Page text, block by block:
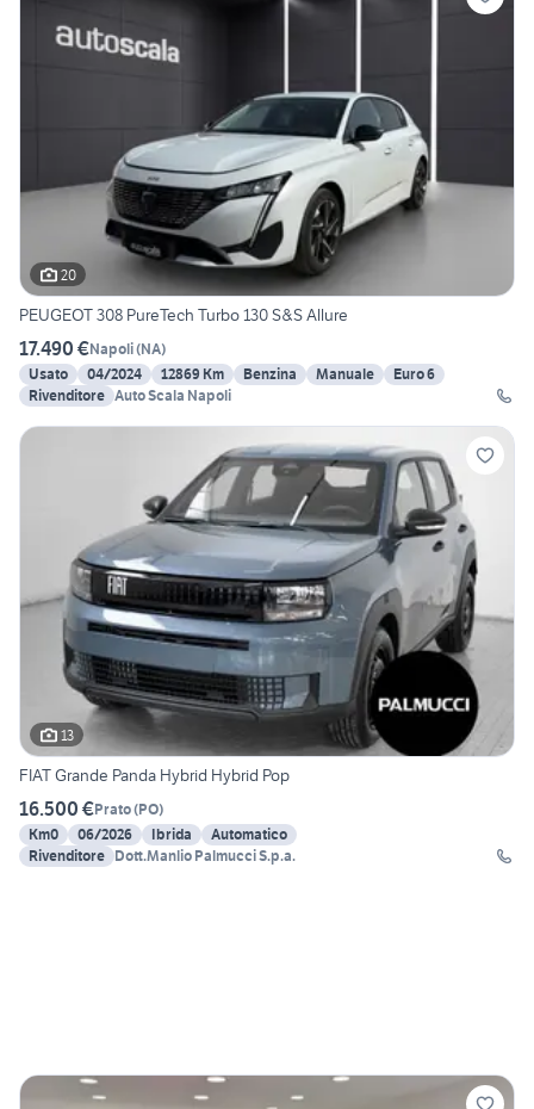
20
PEUGEOT 308 PureTech Turbo 130 S&S Allure
17.490 €Napoli(NA)
Usato
04/2024 12869 Km Benzina Manuale
Euro 6
Rivenditore Auto Scala Napoli
13
FIAT Grande Panda Hybrid Hybrid Pop
16.500 €Prato(PO)
Km0
06/2026 Ibrida
Automatico
Rivenditore Dott.Manlio Palmucci S.p.a.